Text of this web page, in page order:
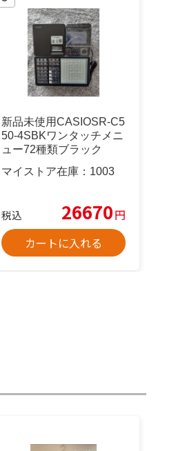
新品未使用CASIOSR-C5
50-4SBKワンタッチメニ
ュー72種類ブラック
マイストア在庫： 1003
税込 26670円
カートに入れる